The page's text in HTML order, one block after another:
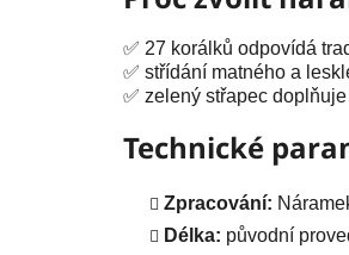
✅ 27 korálků odpovídá
✅ střídání matného a
✅ zelený střapec
Technické
Zpracování:
Délka: původní